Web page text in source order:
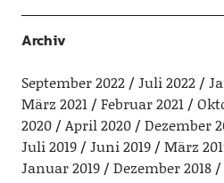
Archiv
September 2022 Juli 2022
März 2021
Februar 2021
2020
April 2020 Dezember
Juli 2019
Juni 2019 März
Januar 2019
Dezember 2018